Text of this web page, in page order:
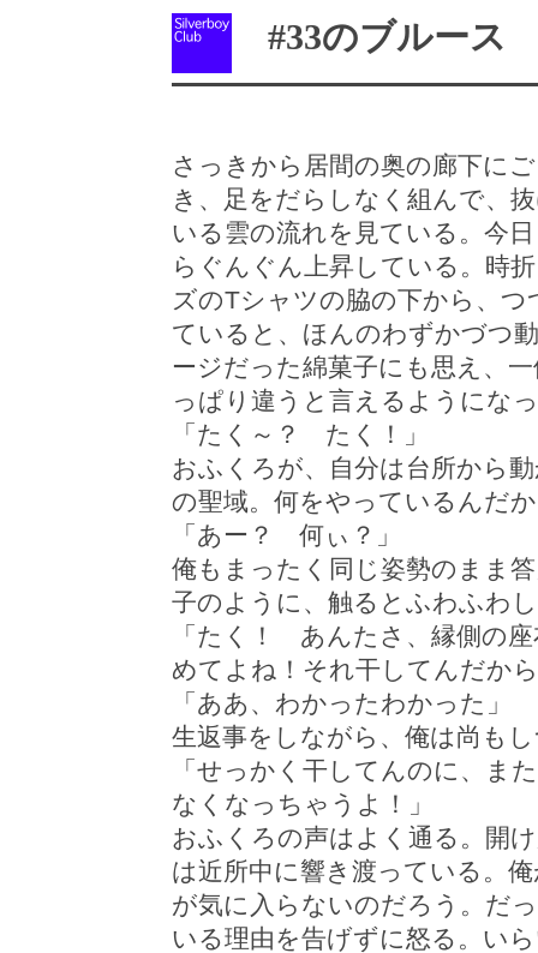
#33のブルース
さっきから居間の奥の廊下に
き、足をだらしなく組んで、
いる雲の流れを見ている。今
らぐんぐん上昇している。時
ズのTシャツの脇の下から、
ていると、ほんのわずかづつ
ージだった綿菓子にも思え、
っぱり違うと言えるようにな
「たく～？ たく！」
おふくろが、自分は台所から
の聖域。何をやっているんだ
「あー？ 何ぃ？」
俺もまったく同じ姿勢のまま
子のように、触るとふわふわ
「たく！ あんたさ、縁側の
めてよね！それ干してんだか
「ああ、わかったわかった」
生返事をしながら、俺は尚も
「せっかく干してんのに、ま
なくなっちゃうよ！」
おふくろの声はよく通る。開
は近所中に響き渡っている。
が気に入らないのだろう。だ
いる理由を告げずに怒る。い